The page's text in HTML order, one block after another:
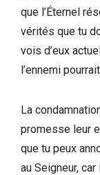
que l’Éternel
vérités que tu
vois d’eux
l’ennemi
La
promesse leur
que tu peux
au Seigneur,